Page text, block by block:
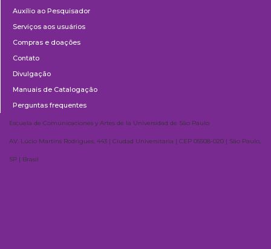
Auxílio ao Pesquisador
Serviços aos usuários
Compras e doações
Contato
Divulgação
Manuais de Catalogação
Perguntas frequentes
Escuela de Comunicaciones y Artes de la Universidad de São Paulo
AV. Lúcio Martins Rodrigues, 443 | Ciudad Universitaria | CEP 05508-020 | São Paulo,
SP | Brasil